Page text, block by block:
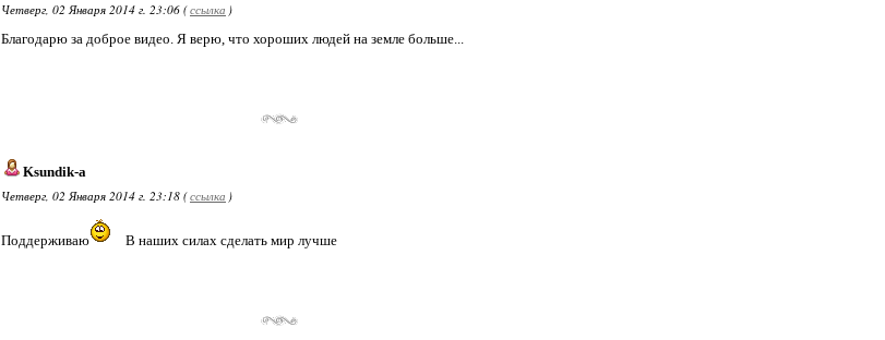
Четверг, 02 Января 2014 г. 23:06 (ссылка )
Благодарю за доброе видео. Я верю, что хороших людей на земле больше...
Ksundik-a
Четверг, 02 Января 2014 г. 23:18 (ссылка )
Поддерживаю В наших силах сделать мир лучше